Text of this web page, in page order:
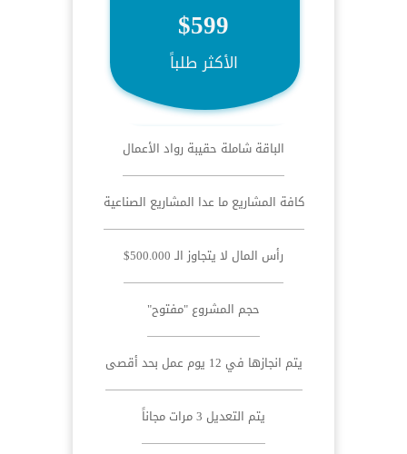
$599
الأكثر طلباً
الباقة شاملة حقيبة رواد الأعمال
كافة المشاريع ما عدا المشاريع الصناعية
رأس المال لا يتجاوز الـ 500.000$
حجم المشروع "مفتوح"
يتم انجازها في 12 يوم عمل بحد أقصى
يتم التعديل 3 مرات مجاناً